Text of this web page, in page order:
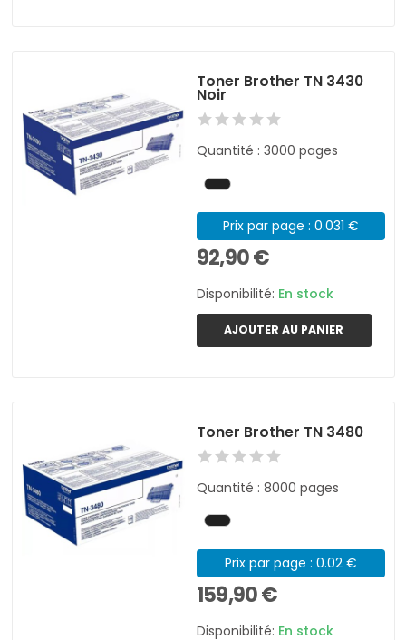
Toner Brother TN 3430
Noir
Quantité : 3000 pages
Prix par page : 0.031 €
92,90 €
Disponibilité: En stock
AJOUTER AU PANIER
Toner Brother TN 3480
Quantité : 8000 pages
Prix par page : 0.02 €
159,90 €
Disponibilité: En stock